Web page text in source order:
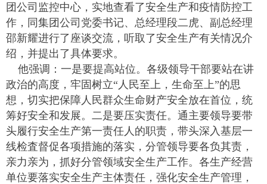
团公司监控中心，实地查看了安全生产和疫情防控工
作，同集团公司党委书记、总经理段二虎、副总经理
邵新耀进行了座谈交流，听取了安全生产有关情况介
绍，并提出了具体要求。
他强调：一是要提高站位。各级领导干部要站在讲
政治的高度，牢固树立“人民至上，生命至上”的思
想，切实把保障人民群众生命财产安全放在首位，统
筹好安全和发展。二是要压实责任。通主要领导要带
头履行安全生产第一责任人的职责，带头深入基层一
线检査督促各项措施的落实，分管领导要各负其责，
亲力亲为，抓好分管领域安全生产工作。各生产经营
单位要落实安全生产主体责任，强化安全生产管理，